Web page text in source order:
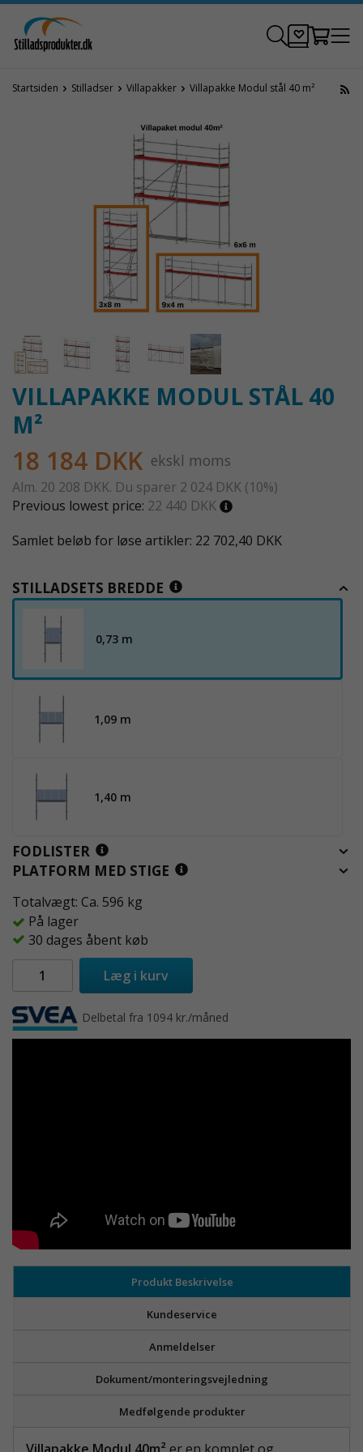
Startsiden Stilladser Villapakker Villapakke Modul stål 40 m²
VILLAPAKKE MODUL STÅL 40
M²
18 184 DKK ekskl moms
Alm. 20 208 DKK. Du sparer 2 024 DKK (10%)
Previous lowest price: 22 440 DKK
Samlet beløb for løse artikler: 22 702,40 DKK
STILLADSETS BREDDE
0,73 m
1,09 m
1,40 m
FODLISTER
PLATFORM MED STIGE
Totalvægt: Ca. 596 kg
På lager
30 dages åbent køb
Læg i kurv
Delbetal fra 1094 kr./måned
Produkt Beskrivelse
Kundeservice
Anmeldelser
Dokument/monteringsvejledning
Medfølgende produkter